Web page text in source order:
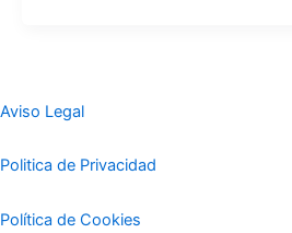
Aviso Legal
Politica de Privacidad
Política de Cookies